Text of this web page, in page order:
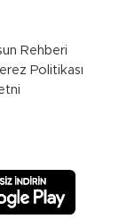
Rehberi
Politikası